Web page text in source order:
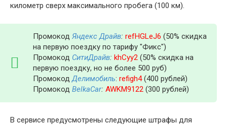
километр сверх максимального пробега (100 км).
Промокод Яндекс Драйв: refHGLeJ6 (50% скидка
на первую поездку по тарифу "Фикс")
Промокод СитиДрайв: khCyy2 (50% скидка на
первую поездку, но не более 500 руб)
ПромокодДелимобиль: refigh4(400 рублей)
Промокод BelkaCar: AWKM9122 (300 рублей)
В сервисе предусмотрены следующие штрафы для